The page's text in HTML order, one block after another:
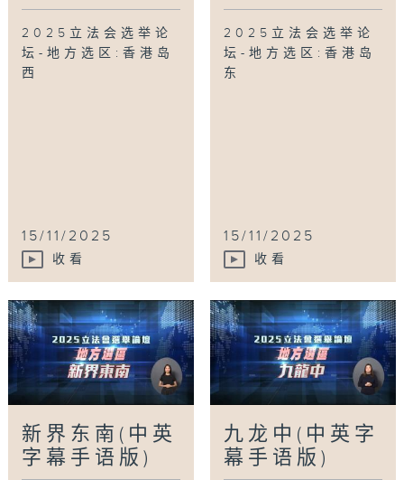
2025立法会选举论
坛-地方选区:香港岛
西
15/11/2025
收看
2025立法会选举论
坛-地方选区:香港岛
东
15/11/2025
收看
新界东南(中英
字幕手语版)
九龙中(中英字
幕手语版)